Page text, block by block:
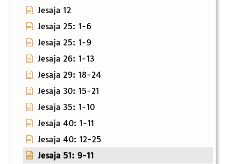
Jesaja 12
Jesaja 25: 1-6
Jesaja 25: 1-9
Jesaja 26: 1-13
Jesaja 29: 18-24
Jesaja 30: 15-21
Jesaja 35: 1-10
Jesaja 40: 1-11
Jesaja 40: 12-25
Jesaja 51: 9-11